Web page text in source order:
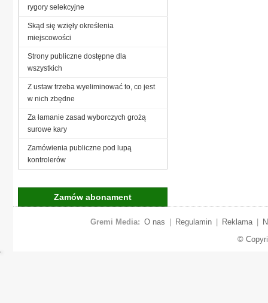
rygory selekcyjne
Skąd się wzięły określenia
miejscowości
Strony publiczne dostępne dla
wszystkich
Z ustaw trzeba wyeliminować to, co jest
w nich zbędne
Za łamanie zasad wyborczych grożą
surowe kary
Zamówienia publiczne pod lupą
kontrolerów
Zamów abonament
Gremi Media: O nas Regulamin Reklama
©